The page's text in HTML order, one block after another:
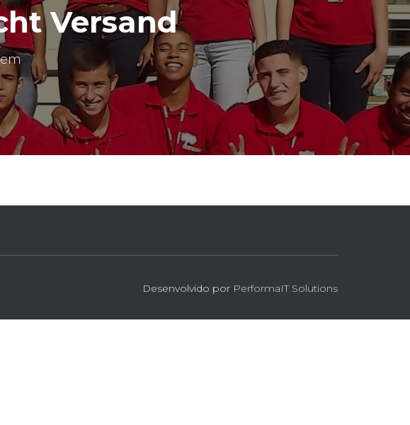
Versand
Desenvolvido por PerformaIT Solutions